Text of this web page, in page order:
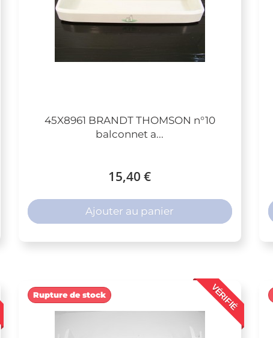
45X8961 BRANDT THOMSON n°10
balconnet a...
15,40 €
Ajouter au panier
VÉRIFIÉ
Rupture de stock